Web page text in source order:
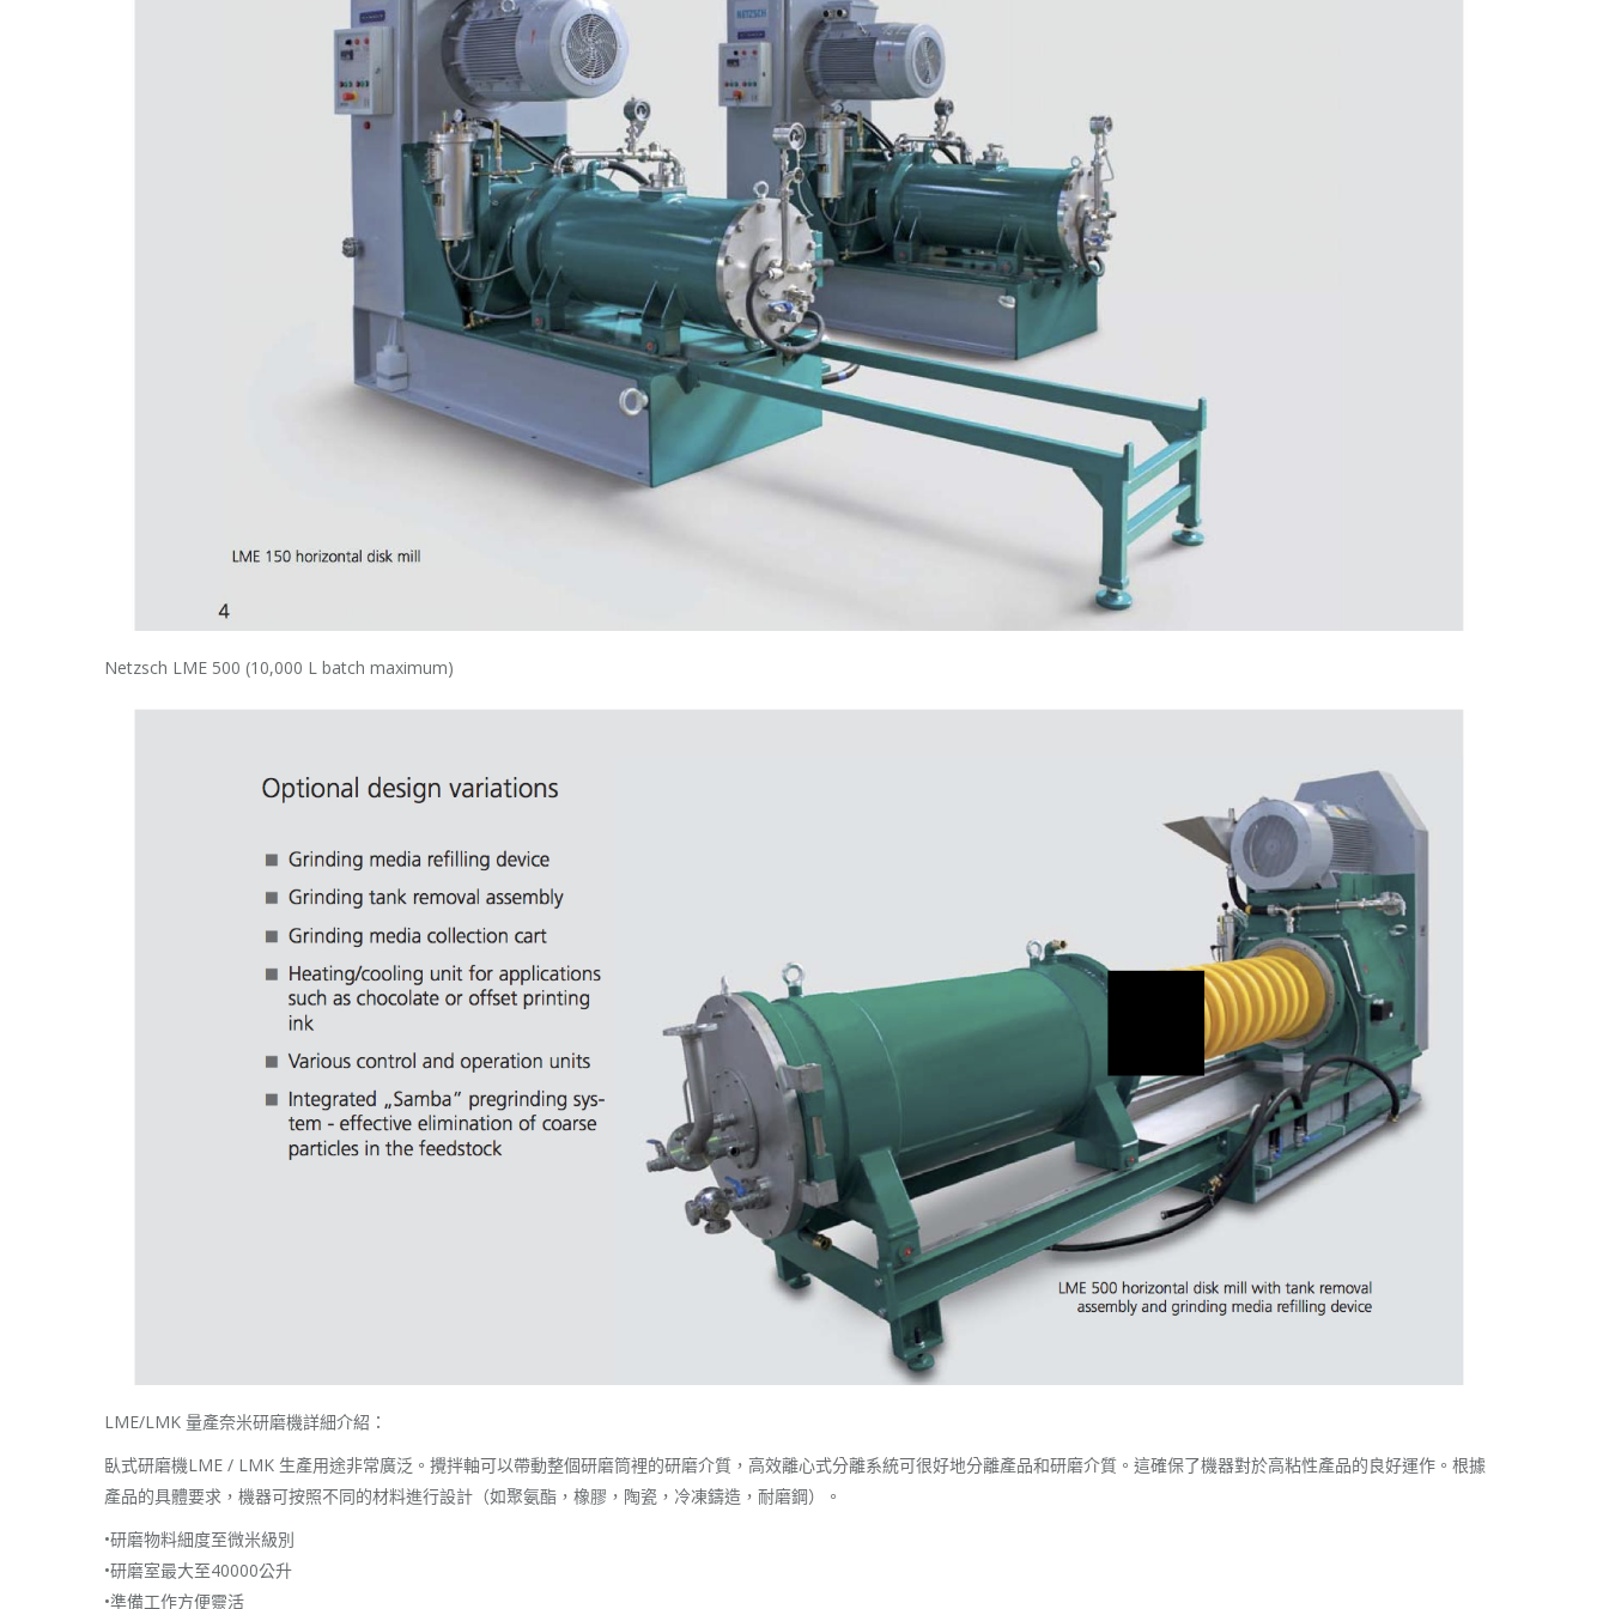
Netzsch LME 500 (10,000 L batch maximum)
LME/LMK 量產奈米研磨機詳細介紹：
臥式研磨機LME / LMK 生產用途非常廣泛。攪拌軸可以帶動整個研磨筒裡的研磨介質，高效離心式分離系統可很好地分離產品和研磨介質。這確保了機器對於高粘性產品的良好運作。根據
產品的具體要求，機器可按照不同的材料進行設計（如聚氨酯，橡膠，陶瓷，冷凍鑄造，耐磨鋼）。
•研磨物料細度至微米級別
•研磨室最大至40000公升
•準備工作方便靈活